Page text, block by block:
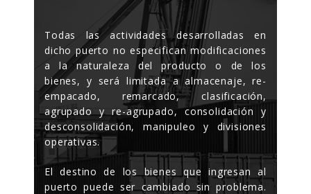
Todas las actividades desarrolladas en
dicho puerto no especifican modificaciones
a la naturaleza del producto o de los
bienes, y será limitada a almacenaje, re-
empacado, remarcado, clasificación,
agrupado y re-agrupado, consolidación y
desconsolidación, manipuleo y divisiones
operativas.
El destino de los bienes que ingresan al
puerto puede ser cambiado sin problema.